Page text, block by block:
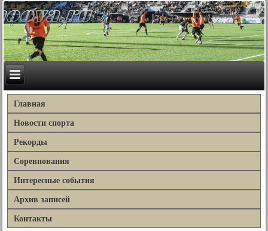
Главная
Новости спорта
Рекорды
Соревнования
Интересные события
Архив записей
Контакты